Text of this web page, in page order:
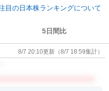
目の日本株ランキングについて
5日間比
8/7 20:10更新 （8/7 18:59集計）